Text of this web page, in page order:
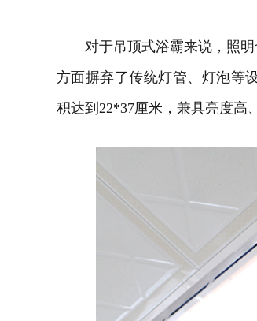
对于吊顶式浴霸来说，照明
方面摒弃了传统灯管、灯泡等
积达到22*37厘米，兼具亮度高